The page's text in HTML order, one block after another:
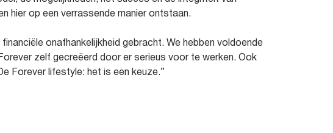
hier op een verrassende manier ontstaan.
onafhankelijkheid gebracht. We hebben voldoende
zelf gecreëerd door er serieus voor te werken. Ook
Forever lifestyle: het is een keuze.”